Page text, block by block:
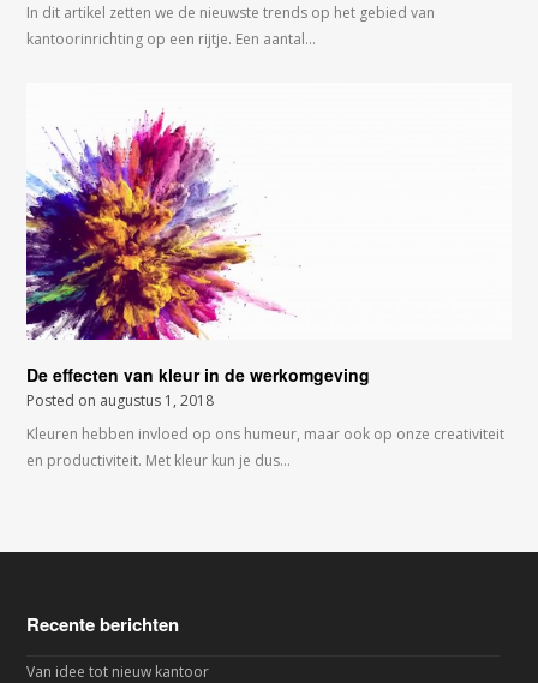
In dit artikel zetten we de nieuwste trends op het gebied van
kantoorinrichting op een rijtje. Een aantal…
De effecten van kleur in de werkomgeving
Posted on augustus 1, 2018
Kleuren hebben invloed op ons humeur, maar ook op onze creativiteit
en productiviteit. Met kleur kun je dus…
Recente berichten
Van idee tot nieuw kantoor